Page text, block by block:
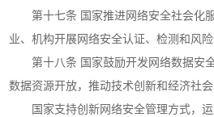
第十七条 国家推进网络安全社会化
业、机构开展网络安全认证、检测和风险
第十八条 国家鼓励开发网络数据安
数据资源开放，推动技术创新和经济社会
国家支持创新网络安全管理方式，运